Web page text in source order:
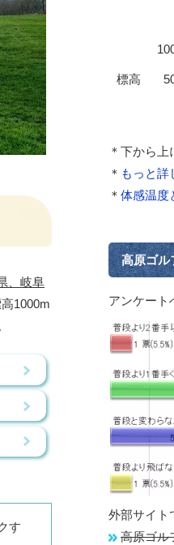
、岐阜
1000m
す
標高
＊下から上
＊ もっと詳
＊ 体感温度
高原ゴル
アンケート
外部サイト
高原ゴル